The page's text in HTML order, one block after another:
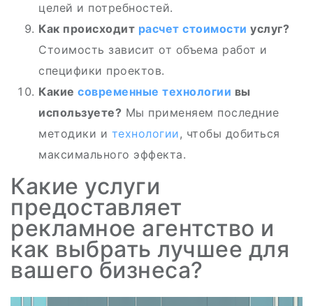
целей и потребностей.
Как происходит расчет стоимости услуг?
Стоимость зависит от объема работ и
специфики проектов.
Какие современные технологии вы
используете? Мы применяем последние
методики и технологии, чтобы добиться
максимального эффекта.
Какие услуги
предоставляет
рекламное агентство и
как выбрать лучшее для
вашего бизнеса?